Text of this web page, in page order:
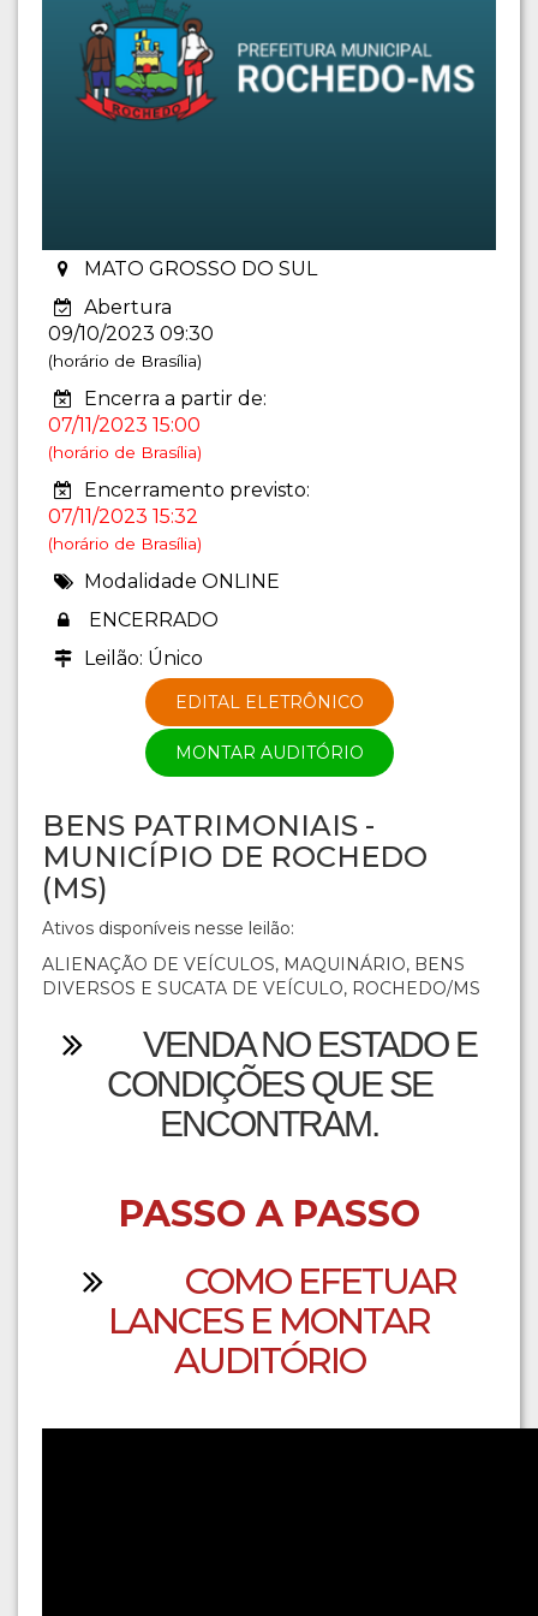
MATO GROSSO DO SUL
Abertura
09/10/2023 09:30
(horário de Brasília)
Encerra a partir de:
07/11/2023 15:00
(horário de Brasília)
Encerramento previsto:
07/11/2023 15:32
(horário de Brasília)
Modalidade ONLINE
ENCERRADO
Leilão: Único
EDITAL ELETRÔNICO
MONTAR AUDITÓRIO
BENS PATRIMONIAIS -
MUNICÍPIO DE ROCHEDO
(MS)
Ativos disponíveis nesse leilão:
ALIENAÇÃO DE VEÍCULOS, MAQUINÁRIO, BENS
DIVERSOS E SUCATA DE VEÍCULO, ROCHEDO/MS
VENDA NO ESTADO E
CONDIÇÕES QUE SE
ENCONTRAM.
PASSO A PASSO
COMO EFETUAR
LANCES E MONTAR
AUDITÓRIO